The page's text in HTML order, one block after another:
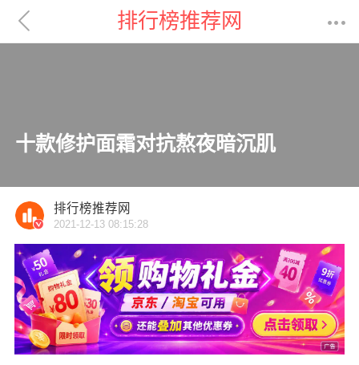
 排行榜推荐网 
十款修护面霜对抗熬夜暗沉肌

排行榜推荐网
2021-12-13 08:15:28